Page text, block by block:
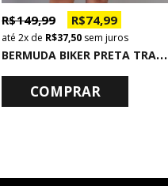
B
ERMUDA BIKER PRETA TRANSPARENTE DE TELINHA
R$ 149,99 R$ 74,99
2x de R$ 37,50 sem juros
COMPRAR